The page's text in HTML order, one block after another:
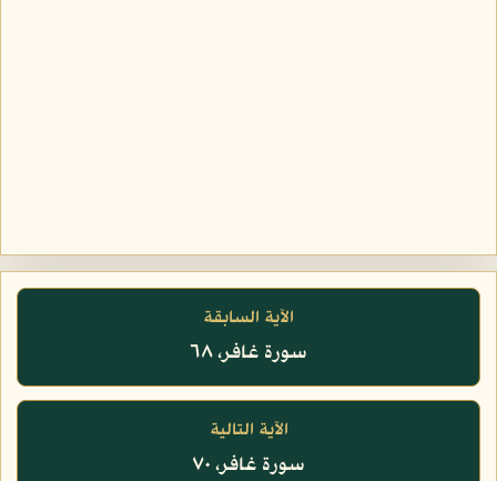
الآية السابقة
سورة غافر، ٦٨
الآية التالية
سورة غافر، ٧٠